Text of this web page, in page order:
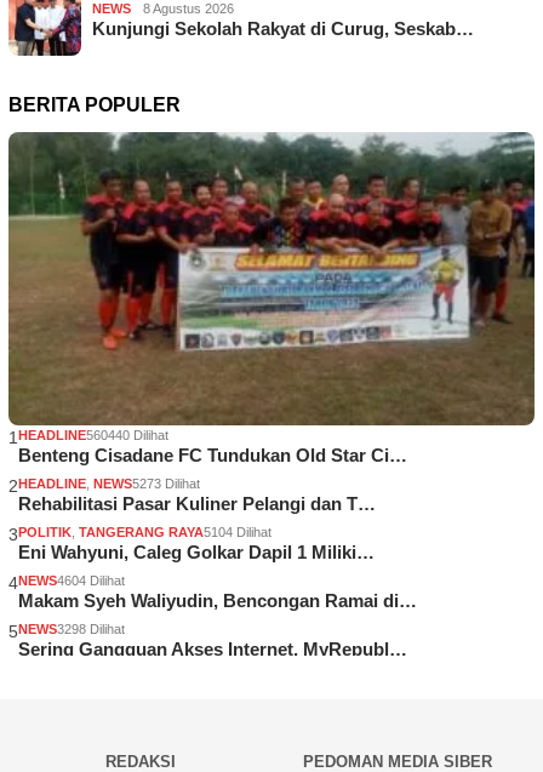
NEWS 8 Agustus 2026
Kunjungi Sekolah Rakyat di Curug, Seskab…
BERITA POPULER
1 HEADLINE560440 Dilihat
Benteng Cisadane FC Tundukan Old Star Ci…
2HEADLINE NEWS5273 Dilihat
Rehabilitasi Pasar Kuliner Pelangi dan T…
3POLITIK TANGERANG RAYA5104 Dilihat
Eni Wahyuni, Caleg Golkar Dapil 1 Miliki…
4NEWS4604 Dilihat
Makam Syeh Waliyudin, Bencongan Ramai di…
5NEWS3298 Dilihat
Sering Gangguan Akses Internet, MyRepubl…
REDAKSI PEDOMAN MEDIA SIBER